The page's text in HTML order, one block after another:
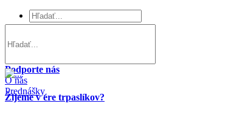
Podporte nás
O nás
Prednášky
Žijeme v ére trpaslíkov?